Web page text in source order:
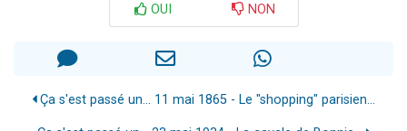
OUI NON
Ça s'est passé un… 11 mai 1865 - Le "shopping" parisien...